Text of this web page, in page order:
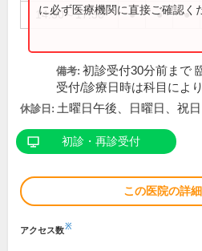
14:30～17:30 ● ● ●
に必ず医療機関に直接ご確認く
備考: 初診受付30分前まで
受付/診療日時は科目によ
休診日: 土曜日午後、日曜日、祝日
初診・再診受付
この医院の詳
アクセス数※